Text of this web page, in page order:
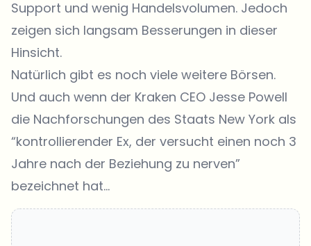
Support und wenig Handelsvolumen. Jedoch
zeigen sich langsam Besserungen in dieser
Hinsicht.
Natürlich gibt es noch viele weitere Börsen.
Und auch wenn der Kraken CEO Jesse Powell
die Nachforschungen des Staats New York als
“kontrollierender Ex, der versucht einen noch 3
Jahre nach der Beziehung zu nerven”
bezeichnet hat…